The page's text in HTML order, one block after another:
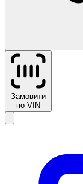
Замовити
по VIN